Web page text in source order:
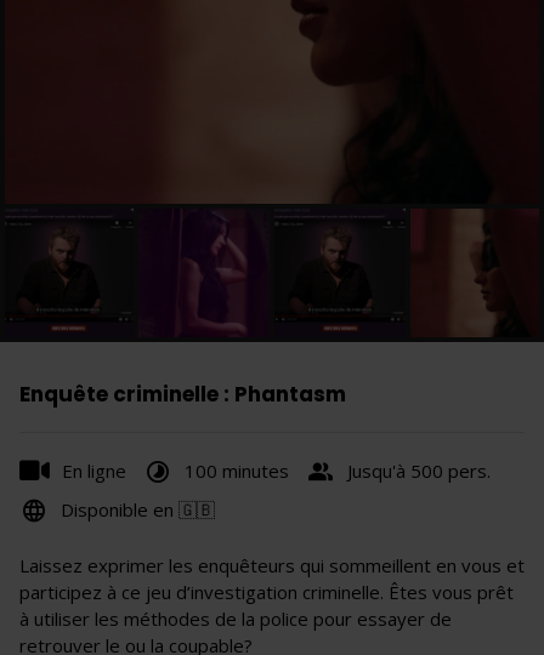
Enquête criminelle : Phantasm
En ligne 100 minutes
Jusqu'à 500 pers.
Disponible en 🇬🇧
Laissez exprimer les enquêteurs qui sommeillent en vous et
participez à ce jeu d’investigation criminelle. Êtes vous prêt
à utiliser les méthodes de la police pour essayer de
retrouver le ou la coupable?